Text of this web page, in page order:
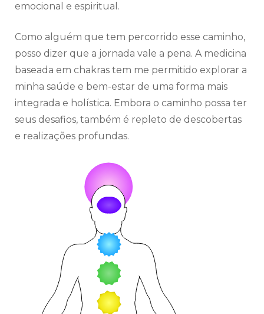
emocional e espiritual.
Como alguém que tem percorrido esse caminho,
posso dizer que a jornada vale a pena. A medicina
baseada em chakras tem me permitido explorar a
minha saúde e bem-estar de uma forma mais
integrada e holística. Embora o caminho possa ter
seus desafios, também é repleto de descobertas
e realizações profundas.